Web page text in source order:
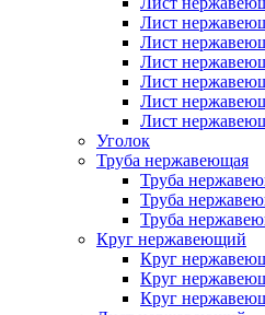
Лист
Лист
Лист
Лист
Лист
Лист
Уголок
Труба нержавеющая
Труба
Труба
Труба
Круг нержавеющий
Круг
Круг
Круг